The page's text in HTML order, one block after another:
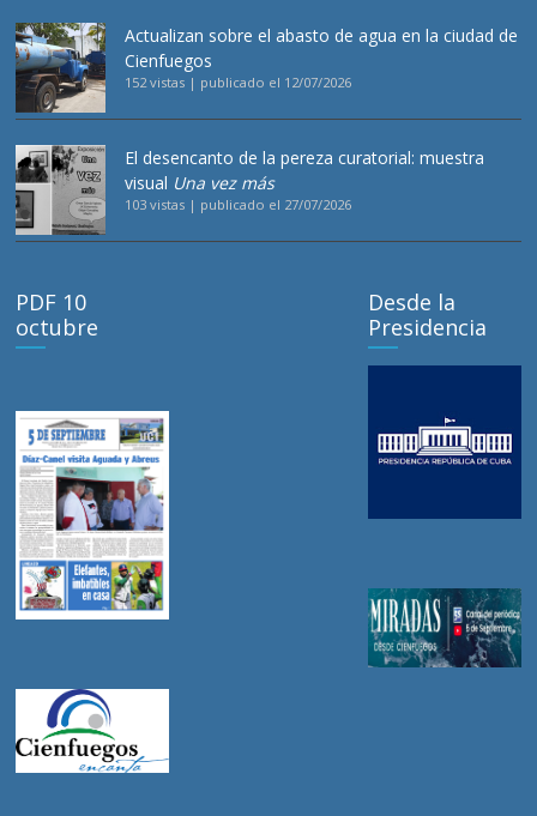
Actualizan sobre el abasto de agua en la ciudad de
Cienfuegos
152 vistas | publicado el 12/07/2026
El desencanto de la pereza curatorial: muestra
visual Una vez más
103 vistas | publicado el 27/07/2026
PDF 10
octubre
Desde la
Presidencia